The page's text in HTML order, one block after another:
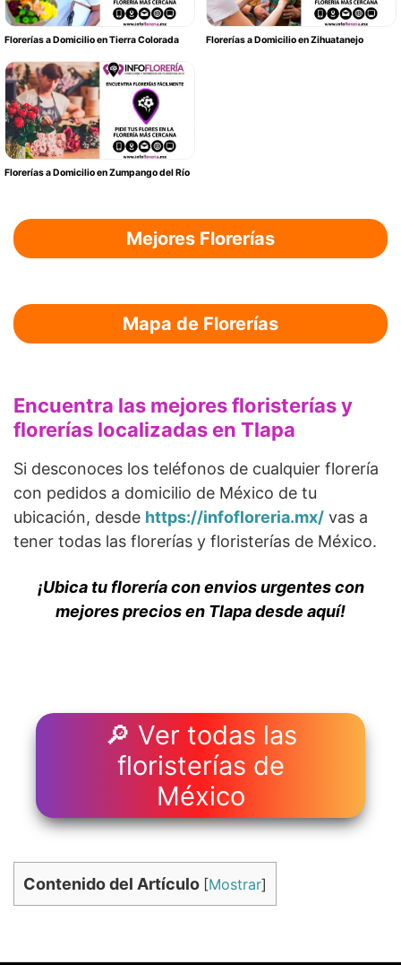
Florerías a Domicilio en Tierra Colorada Florerías a Domicilio en Zihuatanejo
Florerías a Domicilio en Zumpango del Río
Mejores Florerías
Mapa de Florerías
Encuentra las mejores floristerías y
florerías localizadas en Tlapa
Si desconoces los teléfonos de cualquier florería
con pedidos a domicilio de México de tu
ubicación, desde https://infofloreria.mx/ vas a
tener todas las florerías y floristerías de México.
¡Ubica tu florería con envios urgentes con
mejores precios en Tlapa desde aquí!
🔎 Ver todas las
floristerías de
México
Contenido del Artículo [Mostrar]